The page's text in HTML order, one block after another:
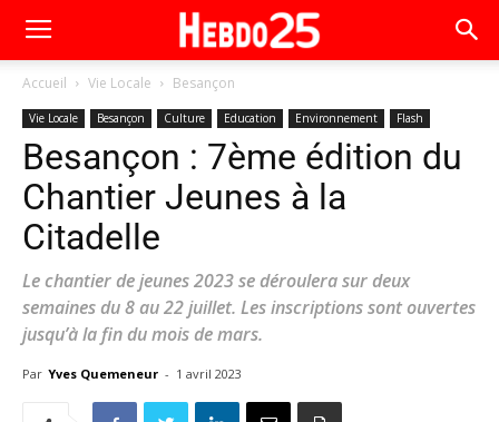
Accueil Vie Locale Besançon
Vie Locale Besançon Culture Education Environnement Flash
Besançon : 7ème édition du
Chantier Jeunes à la
Citadelle
Le chantier de jeunes 2023 se déroulera sur deux
semaines du 8 au 22 juillet. Les inscriptions sont ouvertes
jusqu’à la fin du mois de mars.
Par Yves Quemeneur - 1 avril 2023